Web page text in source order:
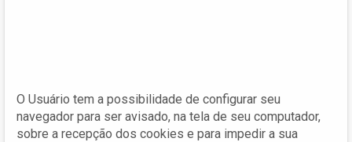
O Usuário tem a possibilidade de configurar seu
navegador para ser avisado, na tela de seu computador,
sobre a recepção dos cookies e para impedir a sua